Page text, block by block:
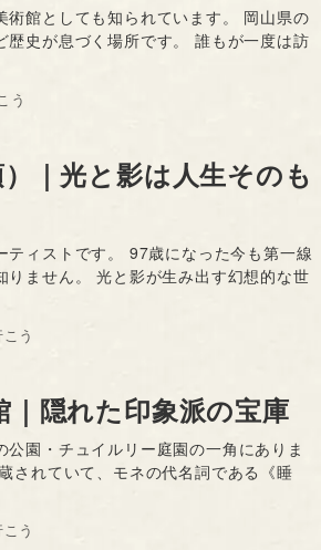
館としても知られています。 岡山県の
史が息づく場所です。 誰もが一度は訪
う
｜光と影は人生そのも
ィストです。 97歳になった今も第一線
ません。 光と影が生み出す幻想的な世
う
隠れた印象派の宝庫
園・チュイルリー庭園の一角にありま
されていて、モネの代名詞である《睡
う